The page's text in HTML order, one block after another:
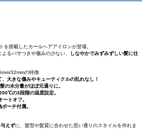
搭載したカールヘアアイロンが登場。
るパサつきや傷みの少ない、
しなやかでみずみずしい髪に仕
32mmの特徴
、大きな傷みやキューティクルの乱れなし！
の水分量がほぼ元通りに。
の3段階の温度設定。
ートオフ。
ーチ付属。
えずに、髪型や髪質に合わせた思い通りのスタイルを作れま